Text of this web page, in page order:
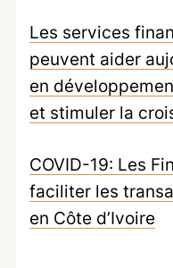
Les services
peuvent aider
en
et stimuler la
COVID-19: Les
faciliter les
en Côte d’Ivoire